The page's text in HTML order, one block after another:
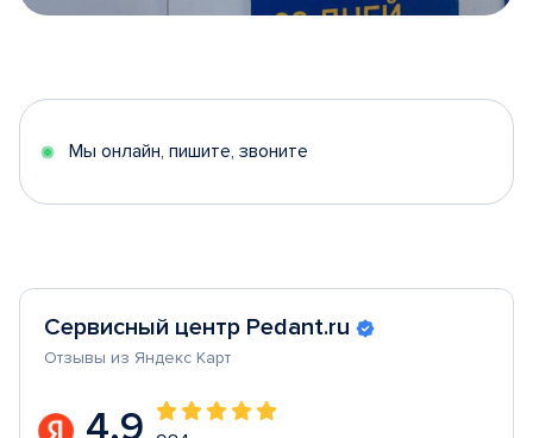
5
Мы онлайн, пишите, звоните
Сервисный центр Pedant.ru
Отзывы из Яндекс Карт
4.9